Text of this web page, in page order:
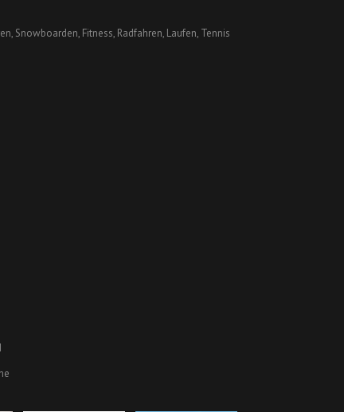
Snowboarden, Fitness, Radfahren, Laufen, Tennis